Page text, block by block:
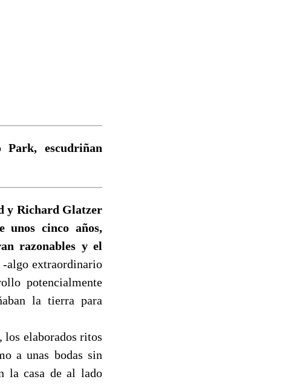
Park, escudriñan
y Richard Glatzer
unos cinco años,
razonables y el
algo extraordinario
potencialmente
la tierra para
los elaborados ritos
a unas bodas sin
la casa de al lado